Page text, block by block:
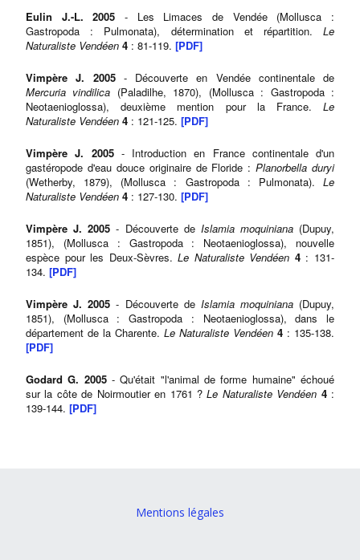
Eulin J.-L. 2005 - Les Limaces de Vendée (Mollusca :
Gastropoda : Pulmonata), détermination et répartition. Le
Naturaliste Vendéen 4 : 81-119. [PDF]
Vimpère J. 2005- Découverte en Vendée continentale de
Mercuria vindilica (Paladilhe, 1870), (Mollusca : Gastropoda :
Neotaenioglossa), deuxième mention pour la France. Le
Naturaliste Vendéen 4 : 121-125. [PDF]
Vimpère J. 2005- Introduction en France continentale d'un
gastéropode d'eau douce originaire de Floride :Planorbella duryi
(Wetherby, 1879), (Mollusca : Gastropoda : Pulmonata). Le
Naturaliste Vendéen 4 : 127-130. [PDF]
Vimpère J. 2005 - Découverte de Islamia moquiniana(Dupuy,
1851), (Mollusca : Gastropoda : Neotaenioglossa), nouvelle
espèce pour les Deux-Sèvres.Le Naturaliste Vendéen 4: 131-
134. [PDF]
Vimpère J. 2005 - Découverte de Islamia moquiniana(Dupuy,
1851), (Mollusca : Gastropoda : Neotaenioglossa), dans le
département de la Charente. Le Naturaliste Vendéen 4 : 135-138.
[PDF]
Godard G. 2005- Qu'était "l'animal de forme humaine" échoué
sur la côte de Noirmoutier en 1761 ?Le Naturaliste Vendéen 4:
139-144. [PDF]
Mentions légales